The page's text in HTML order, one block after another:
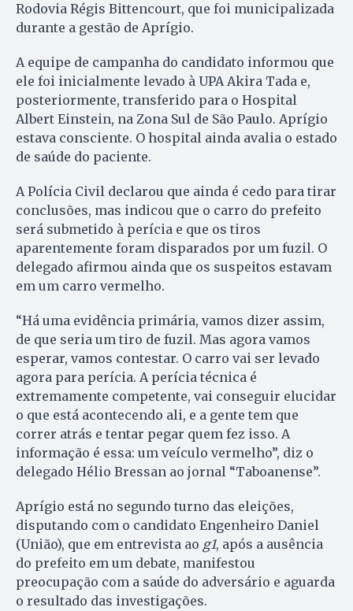
Rodovia Régis Bittencourt, que foi municipalizada
durante a gestão de Aprígio.
A equipe de campanha do candidato informou que
ele foi inicialmente levado à UPA Akira Tada e,
posteriormente, transferido para o Hospital
Albert Einstein, na Zona Sul de São Paulo. Aprígio
estava consciente. O hospital ainda avalia o estado
de saúde do paciente.
A Polícia Civil declarou que ainda é cedo para tirar
conclusões, mas indicou que o carro do prefeito
será submetido à perícia e que os tiros
aparentemente foram disparados por um fuzil. O
delegado afirmou ainda que os suspeitos estavam
em um carro vermelho.
“Há uma evidência primária, vamos dizer assim,
de que seria um tiro de fuzil. Mas agora vamos
esperar, vamos contestar. O carro vai ser levado
agora para perícia. A perícia técnica é
extremamente competente, vai conseguir elucidar
o que está acontecendo ali, e a gente tem que
correr atrás e tentar pegar quem fez isso. A
informação é essa: um veículo vermelho”, diz o
delegado Hélio Bressan ao jornal “Taboanense”.
Aprígio está no segundo turno das eleições,
disputando com o candidato Engenheiro Daniel
(União), que em entrevista ao g1, após a ausência
do prefeito em um debate, manifestou
preocupação com a saúde do adversário e aguarda
o resultado das investigações.